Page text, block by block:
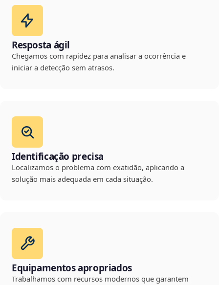
Resposta ágil
Chegamos com rapidez para analisar a ocorrência e
iniciar a detecção sem atrasos.
Identificação precisa
Localizamos o problema com exatidão, aplicando a
solução mais adequada em cada situação.
Equipamentos apropriados
Trabalhamos com recursos modernos que garantem